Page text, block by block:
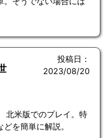
投稿日：
2023/08/20
北米版でのプレイ。特
を簡単に解説。